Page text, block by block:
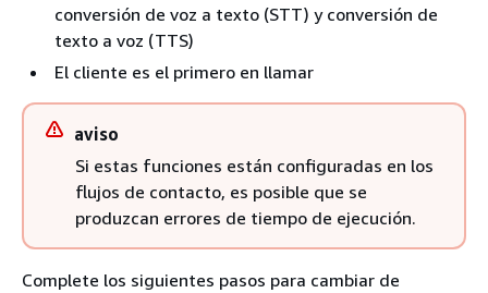
conversión de voz a texto (STT) y conversión de
texto a voz (TTS)
El cliente es el primero en llamar
aviso
Si estas funciones están configuradas en los
flujos de contacto, es posible que se
produzcan errores de tiempo de ejecución.
Complete los siguientes pasos para cambiar de